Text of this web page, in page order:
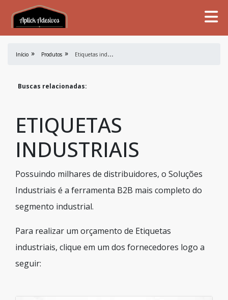
Início Produtos E
tiquetas industriais
Buscas relacionadas:
ETIQUETAS
INDUSTRIAIS
Possuindo milhares de distribuidores, o Soluções
Industriais é a ferramenta B2B mais completo do
segmento industrial.
Para realizar um orçamento de Etiquetas
industriais, clique em um dos fornecedores logo a
seguir: